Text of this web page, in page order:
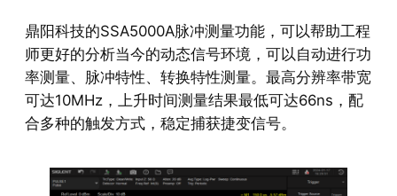
鼎阳科技的SSA5000A脉冲测量功能，可以帮助工程
师更好的分析当今的动态信号环境，可以自动进行功
率测量、脉冲特性、转换特性测量。最高分辨率带宽
可达10MHz，上升时间测量结果最低可达66ns，配
合多种的触发方式，稳定捕获捷变信号。